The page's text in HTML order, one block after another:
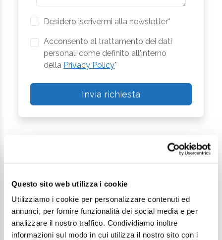
Questo sito web utilizza i cookie
Utilizziamo i cookie per personalizzare contenuti ed
annunci, per fornire funzionalità dei social media e per
analizzare il nostro traffico. Condividiamo inoltre
informazioni sul modo in cui utilizza il nostro sito con i
Desidero iscrivermi alla newsletter*
Acconsento al trattamento dei dati
personali come definito all'interno
della Privacy Policy*
Invia richiesta
Continua a esplorare
Il tuo viaggio digitale dentro Cesenatico